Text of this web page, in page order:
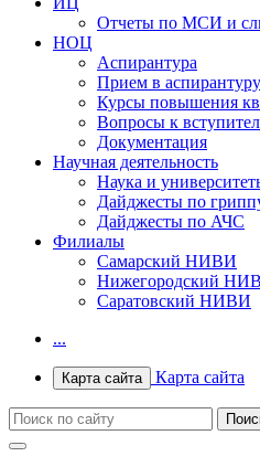
Отчеты по МСИ и
НОЦ
Аспирантура
Прием в аспирантуру
Курсы повышения
Вопросы к
Документация
Научная деятельность
Наука и
Дайджесты по
Дайджесты по АЧС
Филиалы
Самарский НИВИ
Нижегородский
Саратовский НИВИ
...
Карта сайта Карта сайта